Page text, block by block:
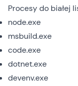
Procesy do białej
node.exe
msbuild.exe
code.exe
dotnet.exe
devenv.exe